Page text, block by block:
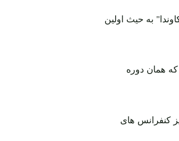
به حیث اولین
همان دوره
کنفرانس های